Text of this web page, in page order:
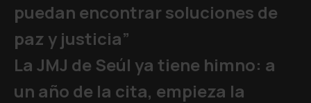
puedan encontrar soluciones de
paz y justicia”
La JMJ de Seúl ya tiene himno: a
un año de la cita, empieza la